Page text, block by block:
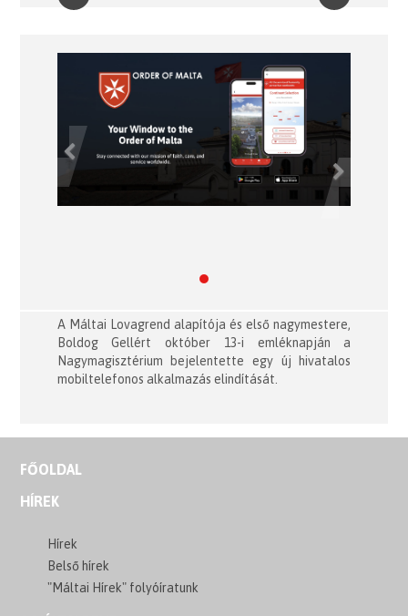
Previous Next
A Máltai Lovagrend alapítója és első nagymestere,
Boldog Gellért október 13-i emléknapján a
Nagymagisztérium bejelentette egy új hivatalos
mobiltelefonos alkalmazás elindítását.
FŐOLDAL
HÍREK
Hírek
Belső hírek
"Máltai Hírek" folyóíratunk